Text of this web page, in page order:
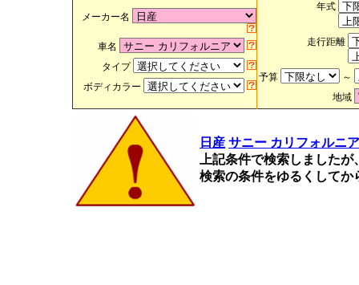
メーカー名
車名
タイプ
ボディカラー
年式
走行距離
予算
～
地域
日産 サニー カリフォルニア
上記条件で検索しました
検索の条件をゆるくして